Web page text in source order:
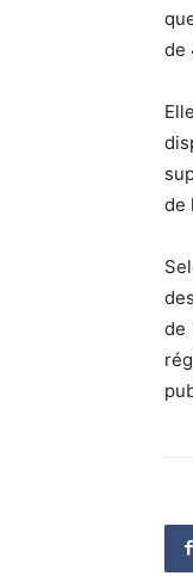
de
de
de